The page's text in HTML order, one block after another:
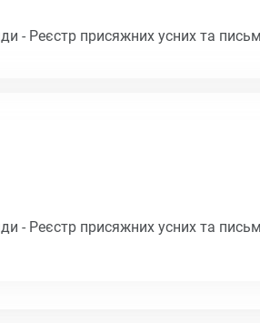
- Реєстр присяжних усних та
- Реєстр присяжних усних та